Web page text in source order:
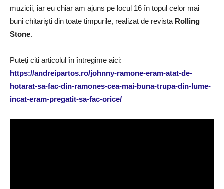
muzicii, iar eu chiar am ajuns pe locul 16 în topul celor mai
buni chitarişti din toate timpurile, realizat de revista Rolling
Stone.
Puteți citi articolul în întregime aici:
https://andreipartos.ro/johnny-ramone-eram-atat-de-
hotarat-sa-fac-din-ramones-cea-mai-buna-trupa-din-lume-
incat-eram-pregatit-sa-fac-orice/